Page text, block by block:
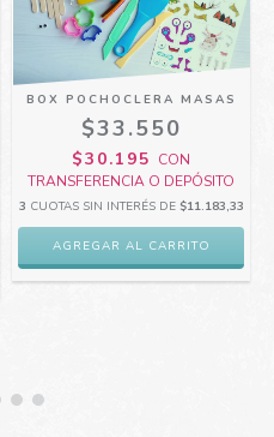
BOX POCHOCLERA MASAS
$33.550
$30.195 CON
TRANSFERENCIA O DEPÓSITO
3 CUOTAS SIN INTERÉS DE $11.183,33